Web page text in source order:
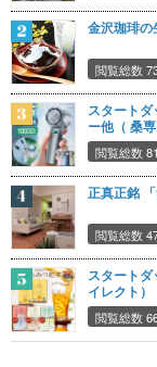
金沢珈琲の
閲覧総数
スタート
ー他（ 桑
閲覧総数 81
正真正銘
閲覧総数
スタート
イレクト）
閲覧総数